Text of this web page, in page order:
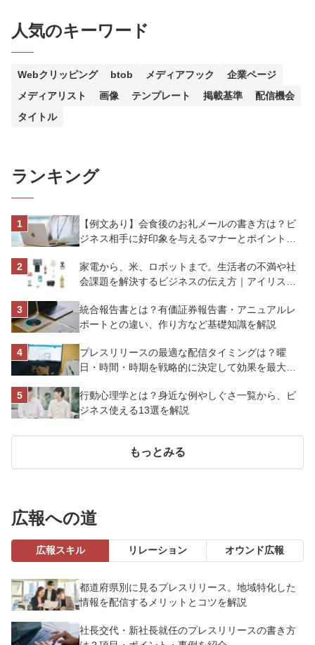
人気のキーワード
Webクリッピング btob メディアフック
企業ページ
メディアリスト
画像 テンプレート 掲載基準
配信機会
タイトル
ランキング
【例文あり】会食後のお礼メールの書き方は？ビ
ジネス相手に好印象を与えるマナーとポイントを
家電から、米、ロボットまで。生活者の不満や社
会課題を解決するビジネスの伝え方｜アイリスオ
統合報告書とは？有価証券報告書・アニュアルレ
ポートとの違い、作り方など基礎知識を解説
プレスリリースの最適な配信タイミングは？曜
日・時間・時期を戦略的に決定して効果を最大化
行動心理学とは？身近な例やしぐさ一覧から、ビ
ジネス使える13選を解説
もっとみる
広報への道
広報スキル リレーション オウンド広報
都道府県別に見るプレスリリース。地域特化した
情報を配信するメリットとコツを解説
社長交代・新社長就任のプレスリリースの書き方